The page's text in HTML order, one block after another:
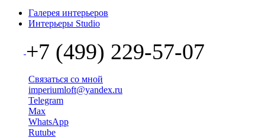
Галерея интерьеров
Интерьеры Studio
+7 (499) 229-57-07
Связаться со мной
imperiumloft@yandex.ru
Telegram
Max
WhatsApp
Rutube